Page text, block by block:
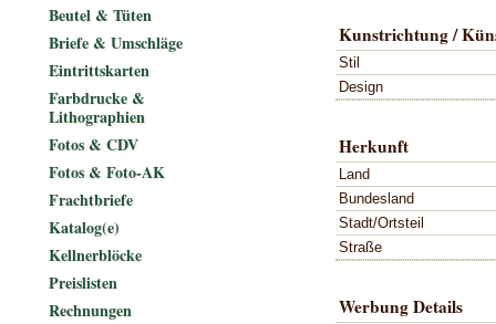
Kunstrichtung /
Stil
Design
Herkunft
Land
Bundesland
Stadt/Ortsteil
Straße
Werbung Details
Beutel & Tüten
Briefe & Umschläge
Eintrittskarten
Farbdrucke &
Lithographien
Fotos & CDV
Fotos & Foto-AK
Frachtbriefe
Katalog(e)
Kellnerblöcke
Preislisten
Rechnungen